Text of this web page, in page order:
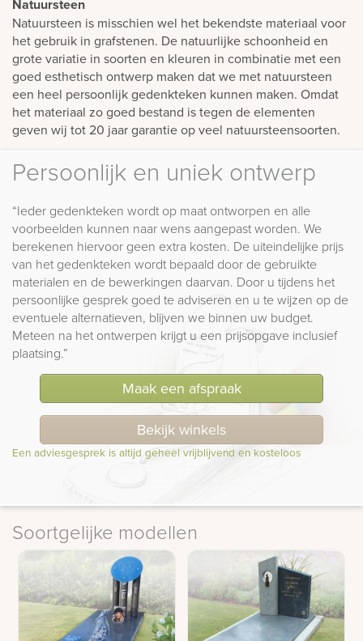
Natuursteen
Natuursteen is misschien wel het bekendste materiaal voor
het gebruik in grafstenen. De natuurlijke schoonheid en
grote variatie in soorten en kleuren in combinatie met een
goed esthetisch ontwerp maken dat we met natuursteen
een heel persoonlijk gedenkteken kunnen maken. Omdat
het materiaal zo goed bestand is tegen de elementen
geven wij tot 20 jaar garantie op veel natuursteensoorten.
Persoonlijk en uniek ontwerp
“Ieder gedenkteken wordt op maat ontworpen en alle
voorbeelden kunnen naar wens aangepast worden. We
berekenen hiervoor geen extra kosten. De uiteindelijke prijs
van het gedenkteken wordt bepaald door de gebruikte
materialen en de bewerkingen daarvan. Door u tijdens het
persoonlijke gesprek goed te adviseren en u te wijzen op de
eventuele alternatieven, blijven we binnen uw budget.
Meteen na het ontwerpen krijgt u een prijsopgave inclusief
plaatsing.”
Maak een afspraak
Bekijk winkels
Een adviesgesprek is altijd geheel vrijblijvend en kosteloos
Soortgelijke modellen